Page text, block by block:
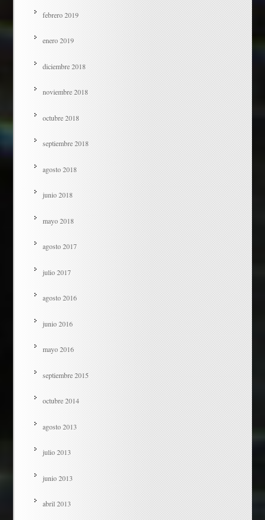
febrero 2019
enero 2019
diciembre 2018
noviembre 2018
octubre 2018
septiembre 2018
agosto 2018
junio 2018
mayo 2018
agosto 2017
julio 2017
agosto 2016
junio 2016
mayo 2016
septiembre 2015
octubre 2014
agosto 2013
julio 2013
junio 2013
abril 2013